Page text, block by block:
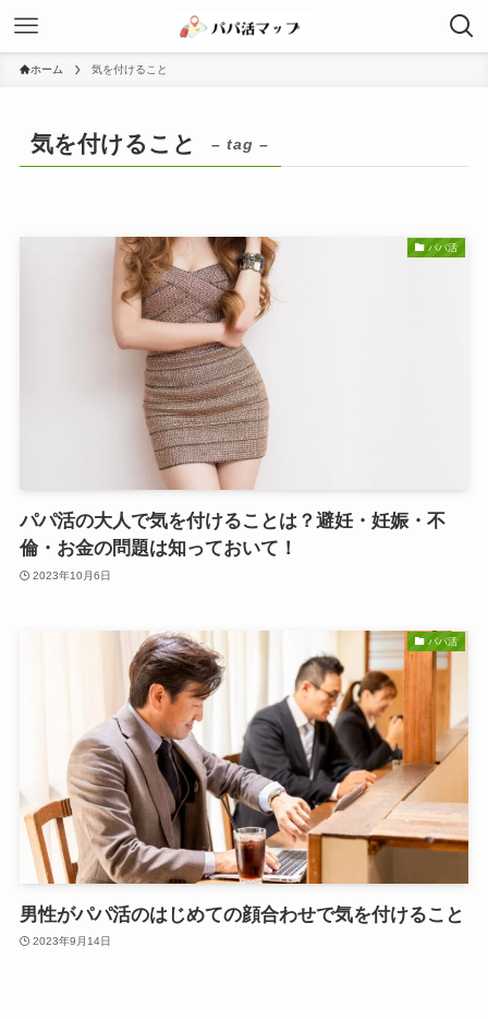
ホーム 気を付けること
気を付けること – tag –
パパ活
パパ活の大人で気を付けることは？避妊・妊娠・不
倫・お金の問題は知っておいて！
2023年10月6日
パパ活
男性がパパ活のはじめての顔合わせで気を付けること
2023年9月14日